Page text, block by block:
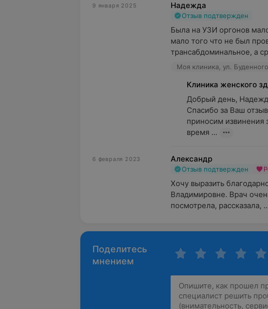
9 января 2025 Надежда
Отзыв подтвержден
Была на УЗИ оргонов
мало того что не был
трансабдоминальное, а
Моя клиника, ул.
Клиника женского
Добрый день,
Спасибо за Ваш
приносим извинения
время ...
6 февраля 2023 Александр
Отзыв подтвержден
Хочу выразить
Владимировне. Врач
посмотрела, рассказала,
Поделитесь
мнением